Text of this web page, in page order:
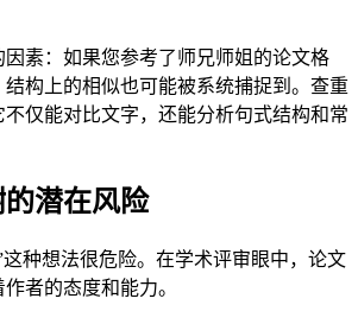
素：如果您参考了师兄师姐的论文格
构上的相似也可能被系统捕捉到。查重
仅能对比文字，还能分析句式结构和常
潜在风险
种想法很危险。在学术评审眼中，论文
者的态度和能力。